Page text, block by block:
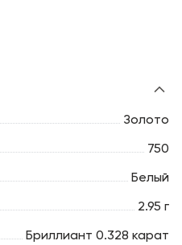
Золото
750
Белый
2.95 г
Бриллиант 0.328 карат